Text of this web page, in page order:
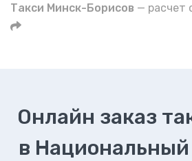
Такси Минск-Борисов — расчет
Онлайн заказ
в